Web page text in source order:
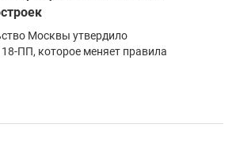
Москвы утвердило
ПП, которое меняет правила